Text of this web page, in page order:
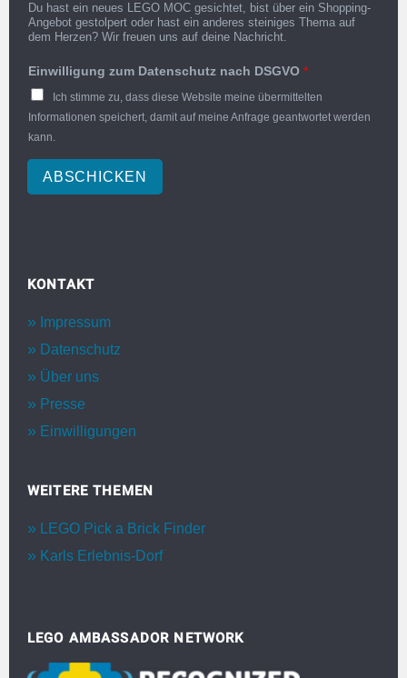
Du hast ein neues LEGO MOC gesichtet, bist über ein Shopping-
Angebot gestolpert oder hast ein anderes steiniges Thema auf
dem Herzen? Wir freuen uns auf deine Nachricht.
Einwilligung zum Datenschutz nach DSGVO *
Ich stimme zu, dass diese Website meine übermittelten
Informationen speichert, damit auf meine Anfrage geantwortet werden
kann.
ABSCHICKEN
KONTAKT
Impressum
Datenschutz
Über uns
Presse
Einwilligungen
WEITERE THEMEN
LEGO Pick a Brick Finder
Karls Erlebnis-Dorf
LEGO AMBASSADOR NETWORK